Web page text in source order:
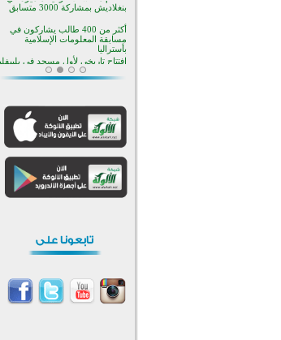
افتتاح تاريخي لأول مسجد في بلييفليا
بالجبل الأسود منذ أكثر من قرن
منطقة ريبوفسي تحتفل بميلاد
مسجد جديد في أجواء إيمانية مميزة
أكبر مشروع إسلامي في ريف
أستراليا يفتتح أبوابه بعد سنوات من
الصيفية للمسلمين في بينزا
وساراتوف وموردوفيا هذا العام
اختتام الدورة التاسعة لمسابقة حفظ
وتلاوة القرآن الكريم في أزناكاييف
تيسليتش تختتم برنامجا تعليميا لتعزيز
القيم وبناء الشخصية للشباب
المسلمين
اختتام منافسات قرآنية متميزة في
مسابقة المعلومات الإسلامية